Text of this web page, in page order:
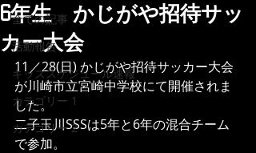
全ての記事
活動報告
キッズスケジュール速報
カテゴリー 1
カテゴリー 2
6年生 かじがや招待サッ
カー大会
11／28(日) かじがや招待サッカー大会
が川崎市立宮崎中学校にて開催されま
した。
二子玉川SSSは5年と6年の混合チーム
で参加。